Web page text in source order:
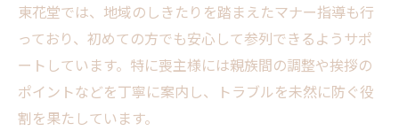
東花堂では、地域のしきたりを踏まえたマナー指導も行
っており、初めての方でも安心して参列できるようサポ
ートしています。特に喪主様には親族間の調整や挨拶の
ポイントなどを丁寧に案内し、トラブルを未然に防ぐ役
割を果たしています。